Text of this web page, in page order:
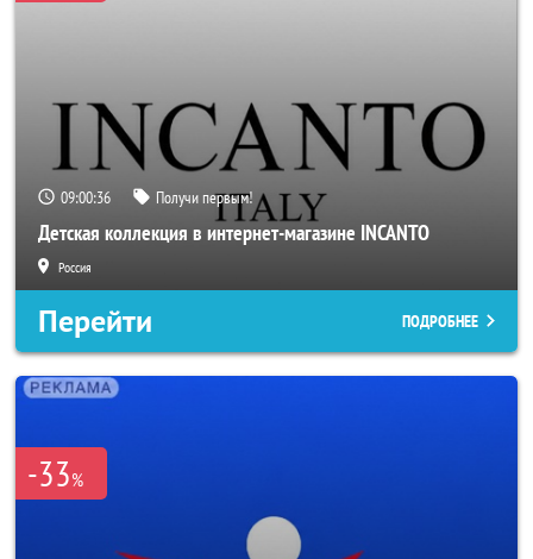
09:00:33 Получи первым!
Детская коллекция в интернет-магазине INCANTO
Россия
Перейти ПОДРОБНЕЕ
-33%